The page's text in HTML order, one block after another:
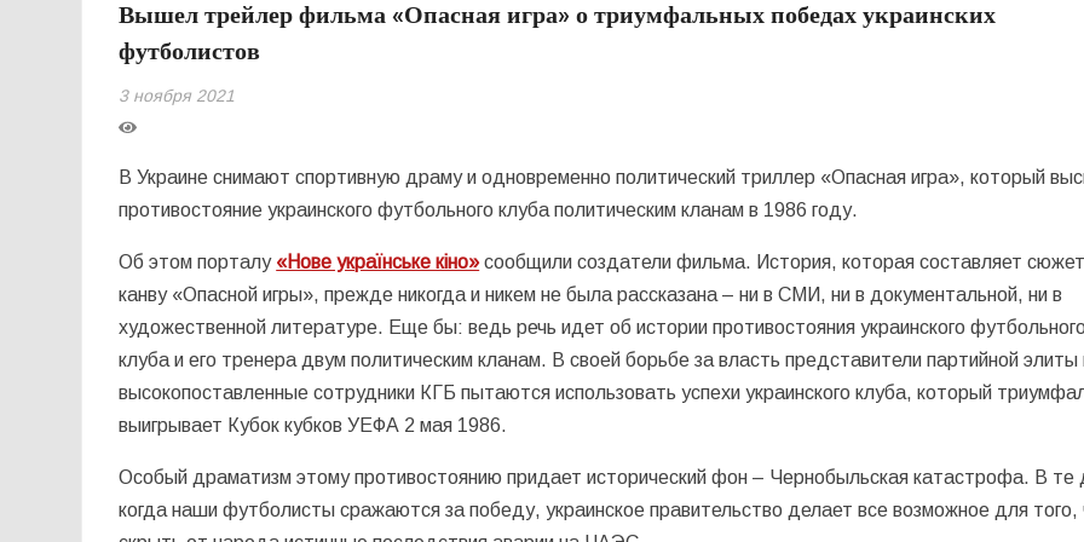
Вышел трейлер фильма «Опасная игра» о триумфальных победах украинских
футболистов
3 ноября 2021
В Украине снимают спортивную драму и одновременно политический триллер «Опасная игра», который
противостояние украинского футбольного клуба политическим кланам в 1986 году.
Об этом порталу «Нове українське кіно»сообщили создатели фильма. История, которая составляет
канву «Опасной игры», прежде никогда и никем не была рассказана – ни в СМИ, ни в документальной, ни в
художественной литературе. Еще бы: ведь речь идет об истории противостояния украинского
клуба и его тренера двум политическим кланам. В своей борьбе за власть представители партийной элиты
высокопоставленные сотрудники КГБ пытаются использовать успехи украинского клуба, который
выигрывает Кубок кубков УЕФА 2 мая 1986.
Особый драматизм этому противостоянию придает исторический фон – Чернобыльская катастрофа. В те
когда наши футболисты сражаются за победу, украинское правительство делает все возможное для